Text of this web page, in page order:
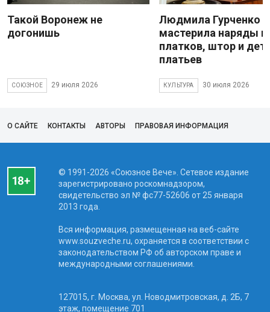
Такой Воронеж не
догонишь
СОЮЗНОЕ 29 июля 2026
Людмила Гурченко
мастерила наряды
платков, штор и
платьев
КУЛЬТУРА 30 июля 2026
О САЙТЕ КОНТАКТЫ АВТОРЫ ПРАВОВАЯ ИНФОРМАЦИЯ
© 1991-2026 «Союзное Вече». Сетевое издание
зарегистрировано роскомнадзором,
свидетельство эл № фc77-52606 от 25 января
2013 года.
Вся информация, размещенная на веб-сайте
www.souzveche.ru, охраняется в соответствии с
законодательством РФ об авторском праве и
международными соглашениями.
127015, г. Москва, ул. Новодмитровская, д. 2Б, 7
этаж, помещение 701